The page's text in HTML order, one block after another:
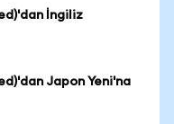
İngiliz
Japon Yeni'na